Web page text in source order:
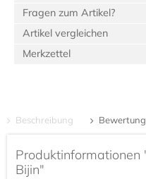
Fragen zum Artikel?
Artikel vergleichen
Merkzettel
Beschreibung
Bijin"